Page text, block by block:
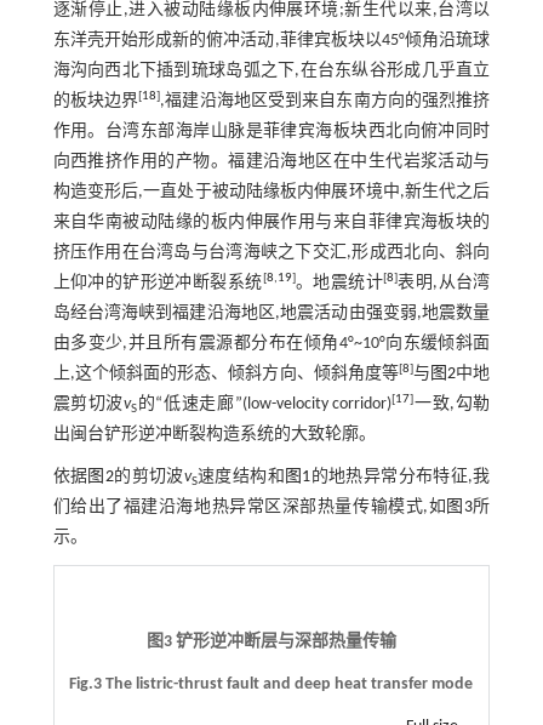
逐渐停止,进入被动陆缘板内伸展环境;新生代以来,台湾以
东洋壳开始形成新的俯冲活动,菲律宾板块以45°倾角沿琉球
海沟向西北下插到琉球岛弧之下,在台东纵谷形成几乎直立
的板块边界[18],福建沿海地区受到来自东南方向的强烈推挤
作用。台湾东部海岸山脉是菲律宾海板块西北向俯冲同时
向西推挤作用的产物。福建沿海地区在中生代岩浆活动与
构造变形后,一直处于被动陆缘板内伸展环境中,新生代之后
来自华南被动陆缘的板内伸展作用与来自菲律宾海板块的
挤压作用在台湾岛与台湾海峡之下交汇,形成西北向、斜向
上仰冲的铲形逆冲断裂系统[8,19]。地震统计[8]表明,从台湾
岛经台湾海峡到福建沿海地区,地震活动由强变弱,地震数量
由多变少,并且所有震源都分布在倾角4°~10°向东缓倾斜面
上,这个倾斜面的形态、倾斜方向、倾斜角度等[8]与 图2中地
震剪切波vS 的“低速走廊”(low-velocity corridor)[17]一致,勾勒
出闽台铲形逆冲断裂构造系统的大致轮廓。
依据图2的剪切波vS速度结构和 图1 的地热异常分布特征,我
们给出了福建沿海地热异常区深部热量传输模式,如 图3所
示。
图3 铲形逆冲断层与深部热量传输
Fig.3 The listric-thrust fault and deep heat transfer mode